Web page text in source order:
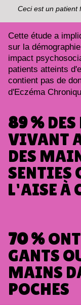
Ceci est un patient
Cette étude a
sur la
impact
patients atteints
contient pas de
d'Eczéma
89 %
VIVANT
DES
SENTIES
L'AISE À
70 %
GANTS
MAINS
POCHES